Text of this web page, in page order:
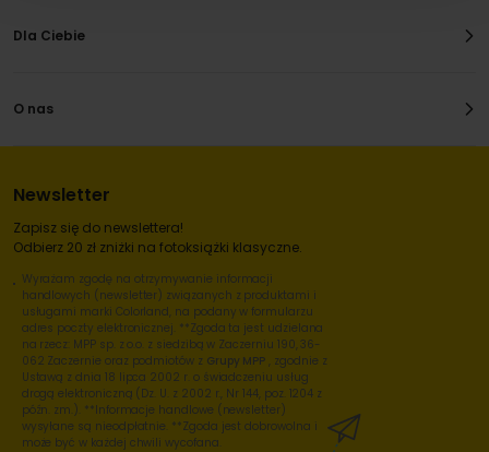
Dla Ciebie
O nas
Newsletter
Zapisz się do newslettera!
Odbierz 20 zł zniżki na fotoksiążki klasyczne.
Wyrażam zgodę na otrzymywanie informacji
handlowych (newsletter) związanych z produktami i
usługami marki Colorland, na podany w formularzu
adres poczty elektronicznej. **Zgoda ta jest udzielana
na rzecz: MPP sp. z o.o. z siedzibą w Zaczerniu 190, 36-
062 Zaczernie oraz podmiotów z Grupy MPP , zgodnie z
Ustawą z dnia 18 lipca 2002 r. o świadczeniu usług
drogą elektroniczną (Dz. U. z 2002 r., Nr 144, poz. 1204 z
późn. zm.). **Informacje handlowe (newsletter)
wysyłane są nieodpłatnie. **Zgoda jest dobrowolna i
może być w każdej chwili wycofana.